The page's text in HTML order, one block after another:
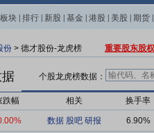
板块 排行 新股 基金 港股 美股 期货
份 > 德才股份-龙虎榜 重要股东股
个股龙虎榜数据：
跌幅 相关 换手率
数据 股吧 研报 6.90%